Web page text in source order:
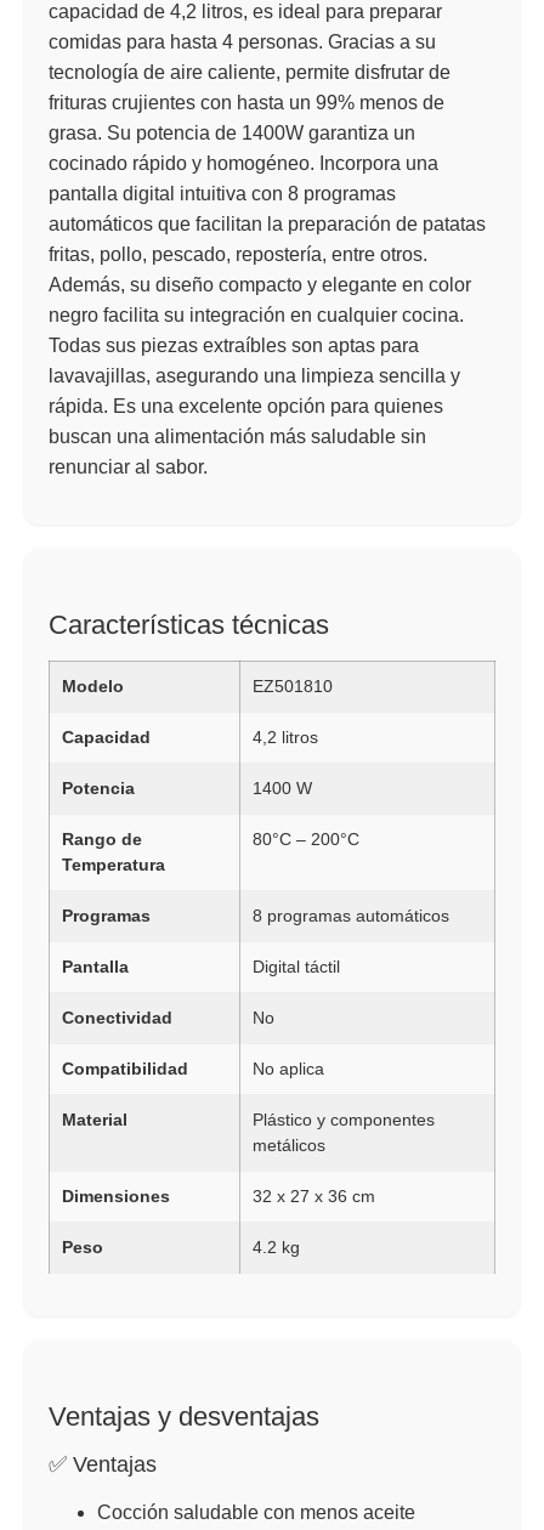
capacidad de 4,2 litros, es ideal para preparar
comidas para hasta 4 personas. Gracias a su
tecnología de aire caliente, permite disfrutar de
frituras crujientes con hasta un 99% menos de
grasa. Su potencia de 1400W garantiza un
cocinado rápido y homogéneo. Incorpora una
pantalla digital intuitiva con 8 programas
automáticos que facilitan la preparación de patatas
fritas, pollo, pescado, repostería, entre otros.
Además, su diseño compacto y elegante en color
negro facilita su integración en cualquier cocina.
Todas sus piezas extraíbles son aptas para
lavavajillas, asegurando una limpieza sencilla y
rápida. Es una excelente opción para quienes
buscan una alimentación más saludable sin
renunciar al sabor.
Características técnicas
Modelo EZ501810
Capacidad 4,2 litros
Potencia 1400 W
Rango de
Temperatura
80°C – 200°C
Programas 8 programas automáticos
Pantalla Digital táctil
Conectividad No
Compatibilidad No aplica
Material
Plástico y componentes
metálicos
Dimensiones 32 x 27 x 36 cm
Peso 4.2 kg
Ventajas y desventajas
✅ Ventajas
Cocción saludable con menos aceite